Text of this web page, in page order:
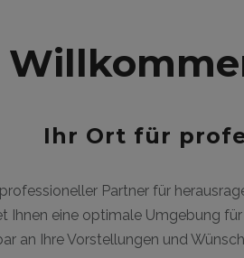
Ihr Ort für
Partner für
Ihnen eine optimale Umgebung
an Ihre Vorstellungen und